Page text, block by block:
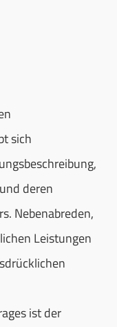
sich
deren
Nebenabreden,
Leistungen
ist der